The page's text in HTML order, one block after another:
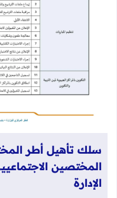
سلك تأهيل أطر
المختصين
الإدارة​